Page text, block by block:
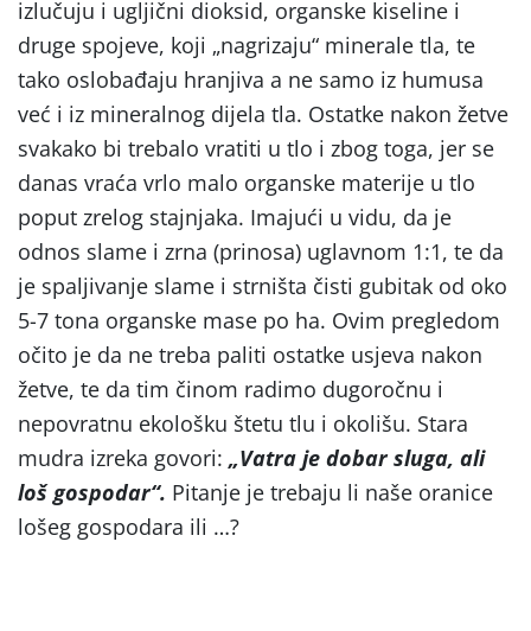
izlučuju i ugljični dioksid, organske kiseline i
druge spojeve, koji „nagrizaju“ minerale tla, te
tako oslobađaju hranjiva a ne samo iz humusa
već i iz mineralnog dijela tla. Ostatke nakon žetve
svakako bi trebalo vratiti u tlo i zbog toga, jer se
danas vraća vrlo malo organske materije u tlo
poput zrelog stajnjaka. Imajući u vidu, da je
odnos slame i zrna (prinosa) uglavnom 1:1, te da
je spaljivanje slame i strništa čisti gubitak od oko
5-7 tona organske mase po ha. Ovim pregledom
očito je da ne treba paliti ostatke usjeva nakon
žetve, te da tim činom radimo dugoročnu i
nepovratnu ekološku štetu tlu i okolišu. Stara
mudra izreka govori: „Vatra je dobar sluga, ali
loš gospodar“. Pitanje je trebaju li naše oranice
lošeg gospodara ili …?